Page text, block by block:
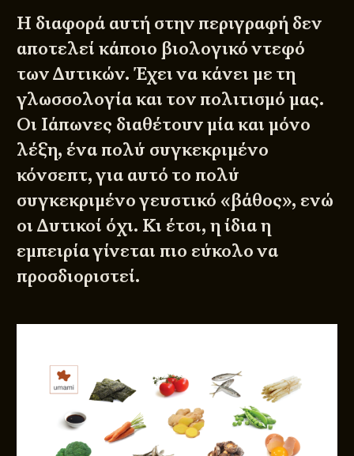
Η διαφορά αυτή στην περιγραφή δεν
αποτελεί κάποιο βιολογικό ντεφό
των Δυτικών. Έχει να κάνει με τη
γλωσσολογία και τον πολιτισμό μας.
Οι Ιάπωνες διαθέτουν μία και μόνο
λέξη, ένα πολύ συγκεκριμένο
κόνσεπτ, για αυτό το πολύ
συγκεκριμένο γευστικό «βάθος», ενώ
οι Δυτικοί όχι. Κι έτσι, η ίδια η
εμπειρία γίνεται πιο εύκολο να
προσδιοριστεί.